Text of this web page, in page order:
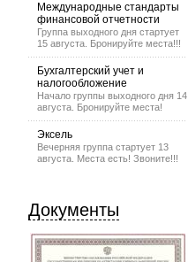
Международные стандарты
финансовой отчетности
Группа выходного дня стартует
15 августа. Бронируйте места!!!
Бухгалтерский учет и
налогообложение
Начало группы выходного дня 14
августа. Бронируйте места!
Эксель
Вечерняя группа стартует 13
августа. Места есть! Звоните!!!
Документы